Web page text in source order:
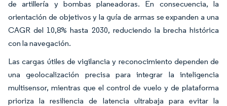
de artillería y bombas planeadoras. En consecuencia, la
orientación de objetivos y la guía de armas se expanden a una
CAGR del 10,8% hasta 2030, reduciendo la brecha histórica
con la navegación.
Las cargas útiles de vigilancia y reconocimiento dependen de
una geolocalización precisa para integrar la inteligencia
multisensor, mientras que el control de vuelo y de plataforma
prioriza la resiliencia de latencia ultrabaja para evitar la